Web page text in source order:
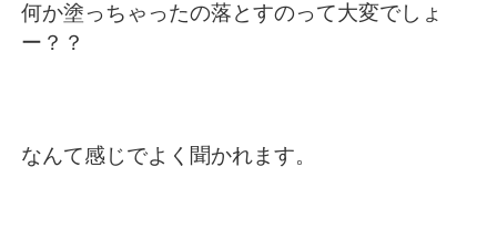
何か塗っちゃったの落とすのって大変でしょ
ー？？
なんて感じでよく聞かれます。